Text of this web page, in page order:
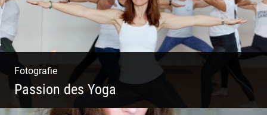
Fotografie
Passion des Yoga